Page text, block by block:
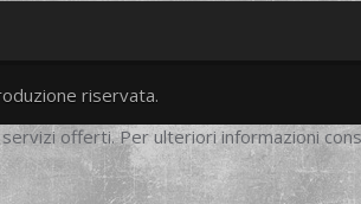
twittergoogleplus
facebook
riservata.
offerti. Per ulteriori informazioni